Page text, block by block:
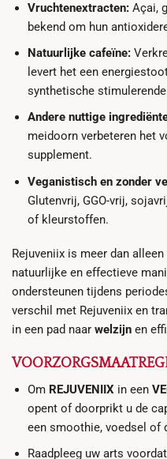
Vruchtenextracten:Açai,
bekend om hun
Natuurlijke cafeïne:
levert het een
synthetische
Andere nuttige
meidoorn verbeteren het
supplement.
Veganistisch en zonder
Glutenvrij, GGO-vrij,
of kleurstoffen.
Rejuveniix is meer dan
natuurlijke en effectieve
ondersteunen tijdens
verschil met Rejuveniix en
in een pad naar welzijn en
Om REJUVENIIXin een
opent of doorprikt u de
een smoothie, voedsel of
Raadpleeg uw arts